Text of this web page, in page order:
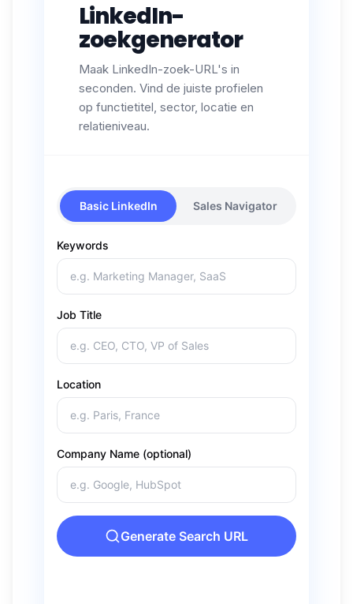
LinkedIn-
zoekgenerator
Maak LinkedIn-zoek-URL's in
seconden. Vind de juiste profielen
op functietitel, sector, locatie en
relatieniveau.